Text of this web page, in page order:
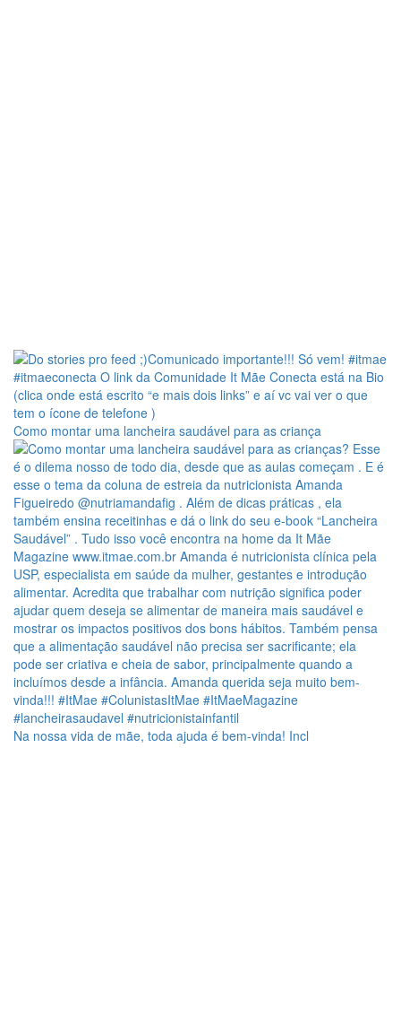
Como montar uma lancheira saudável para as criança
Na nossa vida de mãe, toda ajuda é bem-vinda! Incl